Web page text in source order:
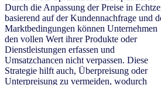
Durch die Anpassung der Preise in
basierend auf der Kundennachfrage und
Marktbedingungen können Unternehmen
den vollen Wert ihrer Produkte oder
Dienstleistungen erfassen und
Umsatzchancen nicht verpassen. Diese
Strategie hilft auch, Überpreisung oder
Unterpreisung zu vermeiden, wodurch